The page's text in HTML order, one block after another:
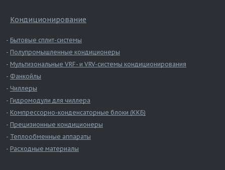
Кондиционирование
Бытовые сплит-системы
Полупромышленные кондиционеры
Мультизональные VRF- и VRV-системы кондиционирования
Фанкойлы
Чиллеры
Гидромодули для чиллера
Компрессорно-конденсаторные блоки (ККБ)
Прецизионные кондиционеры
Теплообменные аппараты
Расходные материалы